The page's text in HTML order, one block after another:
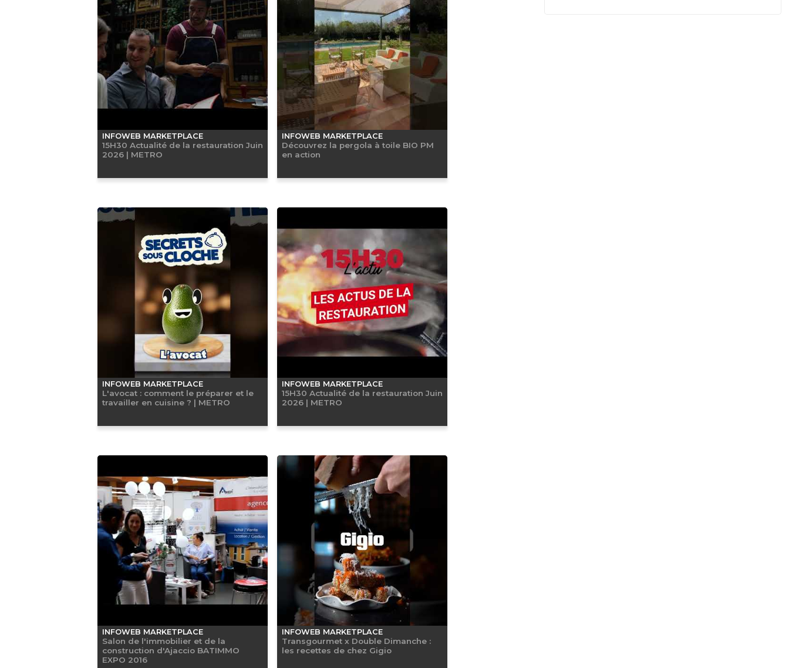
INFOWEB MARKETPLACE
15H30 Actualité de la restauration Juin
2026 | METRO
INFOWEB MARKETPLACE
Découvrez la pergola à toile BIO PM
en action
INFOWEB MARKETPLACE
L'avocat : comment le préparer et le
travailler en cuisine ? | METRO
INFOWEB MARKETPLACE
15H30 Actualité de la restauration Juin
2026 | METRO
INFOWEB MARKETPLACE
Salon de l'immobilier et de la
construction d'Ajaccio BATIMMO
EXPO 2016
INFOWEB MARKETPLACE
Transgourmet x Double Dimanche :
les recettes de chez Gigio